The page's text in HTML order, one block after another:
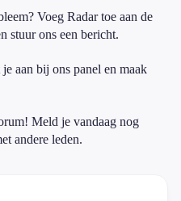
Voeg Radar toe aan de
stuur ons een bericht.
aan bij ons panel en maak
Meld je vandaag nog
andere leden.